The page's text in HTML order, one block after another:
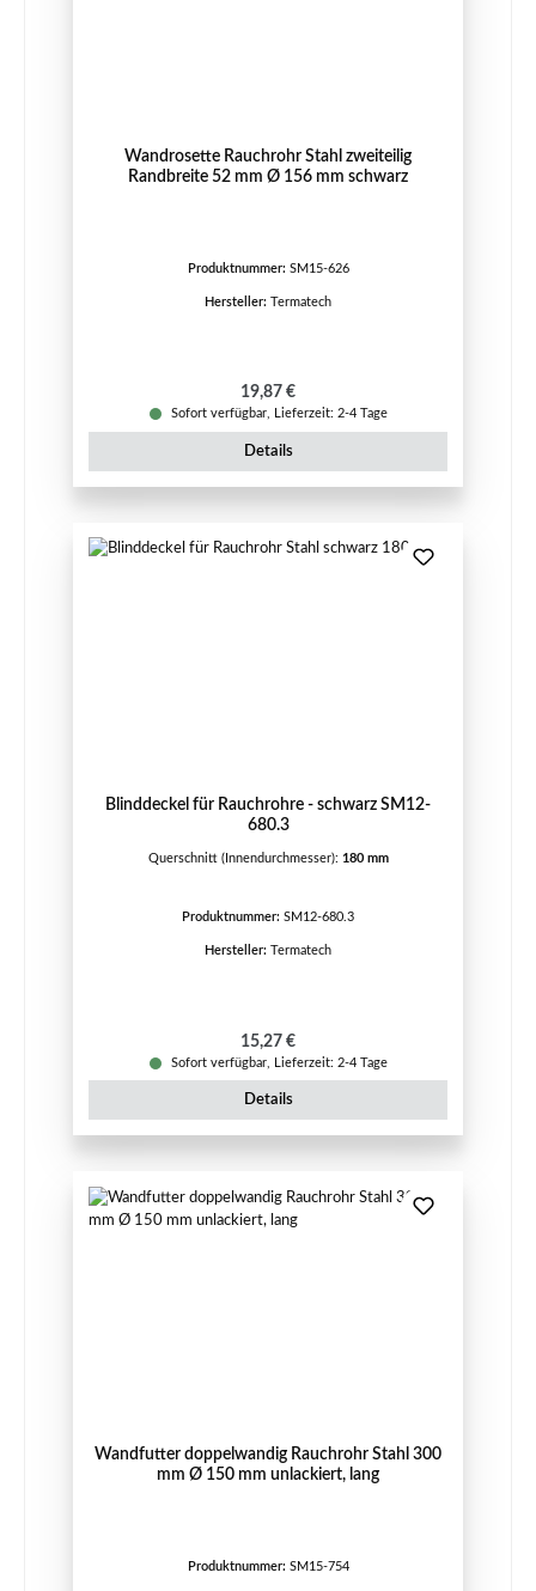
Wandrosette Rauchrohr Stahl zweiteilig
Randbreite 52 mm Ø 156 mm schwarz
Produktnummer: SM15-626
Hersteller: Termatech
Regulärer Preis:
19,87 €
Sofort verfügbar, Lieferzeit: 2-4 Tage
Details
Blinddeckel für Rauchrohre - schwarz SM12-
680.3
Querschnitt (Innendurchmesser): 180 mm
Produktnummer: SM12-680.3
Hersteller: Termatech
Regulärer Preis:
15,27 €
Sofort verfügbar, Lieferzeit: 2-4 Tage
Details
Wandfutter doppelwandig Rauchrohr Stahl 300
mm Ø 150 mm unlackiert, lang
Produktnummer: SM15-754